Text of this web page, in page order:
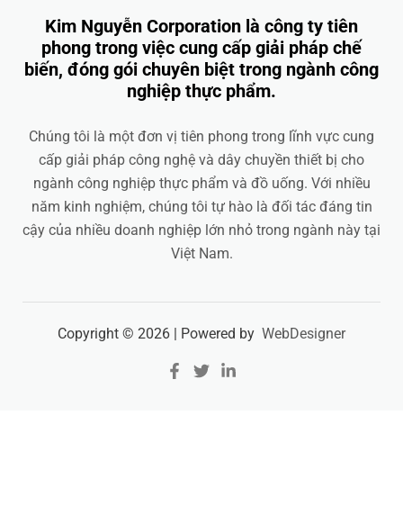
Kim Nguyễn Corporation là công ty tiên
phong trong việc cung cấp giải pháp chế
biến, đóng gói chuyên biệt trong ngành công
nghiệp thực phẩm.
Chúng tôi là một đơn vị tiên phong trong lĩnh vực cung
cấp giải pháp công nghệ và dây chuyền thiết bị cho
ngành công nghiệp thực phẩm và đồ uống. Với nhiều
năm kinh nghiệm, chúng tôi tự hào là đối tác đáng tin
cậy của nhiều doanh nghiệp lớn nhỏ trong ngành này tại
Việt Nam.
Copyright © 2026 | Powered by WebDesigner